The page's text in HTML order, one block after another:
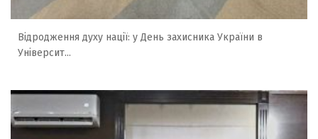
Відродження духу нації: у День захисника України в
Університ...